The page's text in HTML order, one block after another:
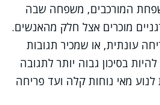
המורכבים, משפחה שבה
מוכרים אצל חלק מהאנשים.
עונתית, או שמכיר תגובות
בסיכון גבוה יותר לתגובה
לנוע מאי נוחות קלה ועד פריחה